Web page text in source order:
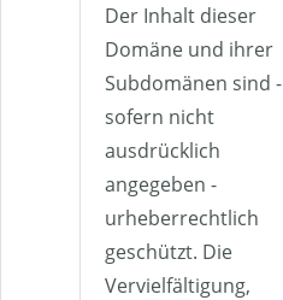
Der Inhalt dieser
Domäne und ihrer
Subdomänen sind -
sofern nicht
ausdrücklich
angegeben -
urheberrechtlich
geschützt. Die
Vervielfältigung,